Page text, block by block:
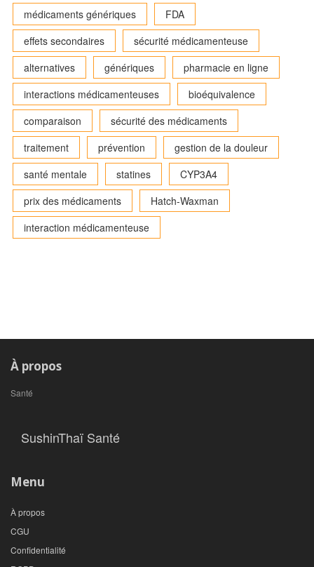
médicaments génériques
FDA
effets secondaires
sécurité médicamenteuse
alternatives
génériques
pharmacie en ligne
interactions médicamenteuses
bioéquivalence
comparaison
sécurité des médicaments
traitement
prévention
gestion de la douleur
santé mentale
statines
CYP3A4
prix des médicaments
Hatch-Waxman
interaction médicamenteuse
À propos
Santé
SushinThaï Santé
Menu
À propos
CGU
Confidentialité